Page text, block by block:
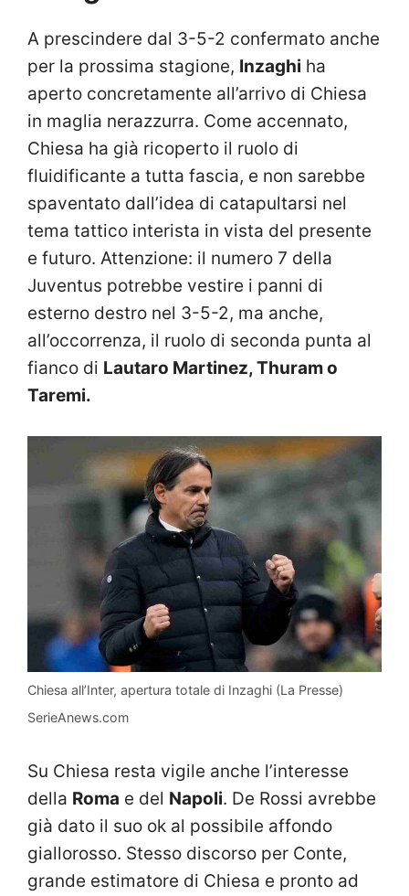
A prescindere dal 3-5-2 confermato anche
per la prossima stagione, Inzaghi ha
aperto concretamente all’arrivo di Chiesa
in maglia nerazzurra. Come accennato,
Chiesa ha già ricoperto il ruolo di
fluidificante a tutta fascia, e non sarebbe
spaventato dall’idea di catapultarsi nel
tema tattico interista in vista del presente
e futuro. Attenzione: il numero 7 della
Juventus potrebbe vestire i panni di
esterno destro nel 3-5-2, ma anche,
all’occorrenza, il ruolo di seconda punta al
fianco di Lautaro Martinez, Thuram o
Taremi.
Chiesa all’Inter, apertura totale di Inzaghi (La Presse)
SerieAnews.com
Su Chiesa resta vigile anche l’interesse
della Roma e del Napoli. De Rossi avrebbe
già dato il suo ok al possibile affondo
giallorosso. Stesso discorso per Conte,
grande estimatore di Chiesa e pronto ad